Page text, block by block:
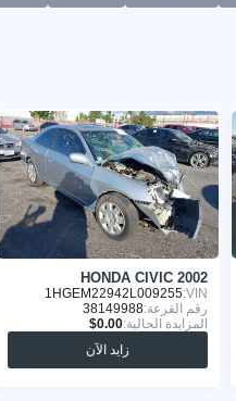
HONDA CIVIC 2002
VIN:
1HGEM22942L009255
رقم القرعة:38149988
المزايدة الحالية:
زايد الآن